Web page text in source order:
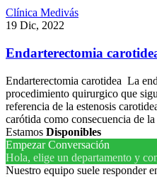
Mesoterapia con Vitaminas
Rejuvenecimiento con Láser
Tratamiento de Manchas
Hiperhidrosis
Peeling
Clínica Medivás
19 Dic, 2022
Endarterectomia
Endarterectomia carotidea La
procedimiento quirurgico que
referencia de la estenosis
carótida como consecuencia de
Estamos Disponibles
Empezar Conversación
Hola, elige un departamento y
Nuestro equipo suele responder